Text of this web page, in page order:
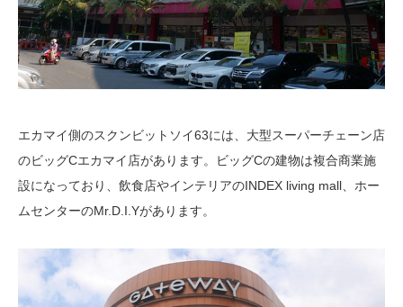
エカマイ側のスクンビットソイ63には、大型スーパーチェーン店
のビッグCエカマイ店があります。ビッグCの建物は複合商業施
設になっており、飲食店やインテリアのINDEX living mall、ホー
ムセンターのMr.D.I.Yがあります。